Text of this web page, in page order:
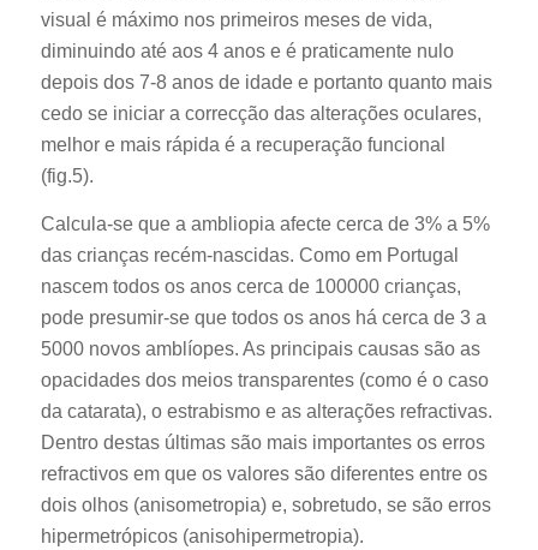
visual é máximo nos primeiros meses de vida,
diminuindo até aos 4 anos e é praticamente nulo
depois dos 7-8 anos de idade e portanto quanto mais
cedo se iniciar a correcção das alterações oculares,
melhor e mais rápida é a recuperação funcional
(fig.5).
Calcula-se que a ambliopia afecte cerca de 3% a 5%
das crianças recém-nascidas. Como em Portugal
nascem todos os anos cerca de 100000 crianças,
pode presumir-se que todos os anos há cerca de 3 a
5000 novos amblíopes. As principais causas são as
opacidades dos meios transparentes (como é o caso
da catarata), o estrabismo e as alterações refractivas.
Dentro destas últimas são mais importantes os erros
refractivos em que os valores são diferentes entre os
dois olhos (anisometropia) e, sobretudo, se são erros
hipermetrópicos (anisohipermetropia).